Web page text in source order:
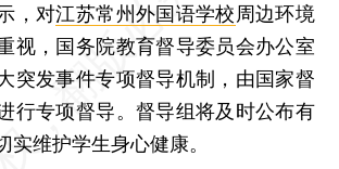
，对江苏常州外国语学校周边环境
视，国务院教育督导委员会办公室
突发事件专项督导机制，由国家督
行专项督导。督导组将及时公布有
实维护学生身心健康。